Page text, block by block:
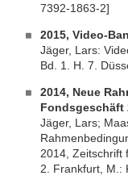
7392-1863-2]
2015, Video-
Jäger, Lars:
Bd. 1. H. 7.
2014, Neue
Fondsgeschäft
Jäger, Lars;
2014, Zeitschrift
2. Frankfurt, M.: